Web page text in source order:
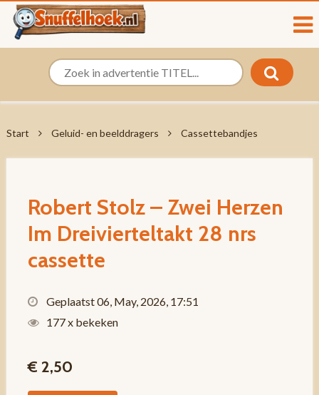
Start Geluid- en beelddragers Cassettebandjes
Robert Stolz – Zwei Herzen
Im Dreivierteltakt 28 nrs
cassette
Geplaatst 06, May, 2026, 17:51
177 x bekeken
€ 2,50